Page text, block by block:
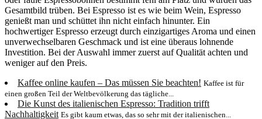
Gesamtbild trüben. Bei Espresso ist es wie beim Wein, Espresso
genießt man und schüttet ihn nicht einfach hinunter. Ein
hochwertiger Espresso erzeugt durch einzigartiges Aroma und einen
unverwechselbaren Geschmack und ist eine überaus lohnende
Investition. Bei der Auswahl immer zuerst auf Qualität achten und
weniger auf den Preis.
Kaffee online kaufen – Das müssen Sie beachten! Kaffee ist für
einen großen Teil der Weltbevölkerung das tägliche...
Die Kunst des italienischen Espresso: Tradition trifft
Nachhaltigkeit Es gibt kaum etwas, das so sehr mit der italienischen...